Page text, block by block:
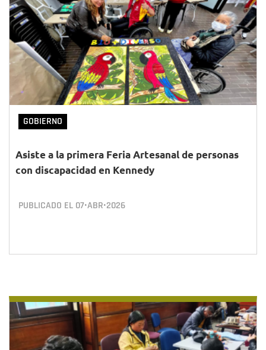
GOBIERNO
Asiste a la primera Feria Artesanal de personas
con discapacidad en Kennedy
PUBLICADO EL 07•ABR•2026